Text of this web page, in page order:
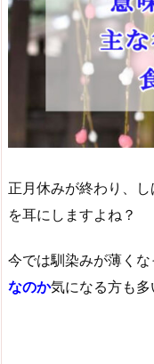
正月休みが終わり、し
を耳にしますよね？
今では馴染みが薄くな
なのか気になる方も多